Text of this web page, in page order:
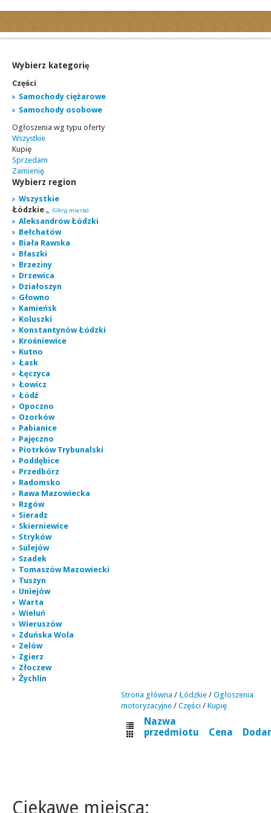
Ogłoszenia motoryzacyjne
Ogłoszenia nieruchomości
Ogłoszenia praca
Ogłoszenia turystyka
Ogłoszenia towarzyskie
Regiony
miasta...
Wybierz kategorię
Części
Samochody ciężarowe
Samochody osobowe
Ogłoszenia wg typu oferty
Wszystkie
Kupię
Sprzedam
Zamienię
Wybierz region
Wszystkie
Łódzkie
(Ukryj miasta)
Aleksandrów Łódzki
Bełchatów
Biała Rawska
Błaszki
Brzeziny
Drzewica
Działoszyn
Głowno
Kamieńsk
Koluszki
Konstantynów Łódzki
Krośniewice
Kutno
Łask
Łęczyca
Łowicz
Łódź
Opoczno
Ozorków
Pabianice
Pajęczno
Piotrków Trybunalski
Poddębice
Przedbórz
Radomsko
Rawa Mazowiecka
Rzgów
Sieradz
Skierniewice
Stryków
Sulejów
Szadek
Tomaszów Mazowiecki
Tuszyn
Uniejów
Warta
Wieluń
Wieruszów
Zduńska Wola
Zelów
Zgierz
Złoczew
Żychlin
Strona główna / Łódzkie / Ogłoszenia
motoryzacyjne / Części / Kupię
Nazwa
przedmiotu
Cena
Ciekawe miejsca: